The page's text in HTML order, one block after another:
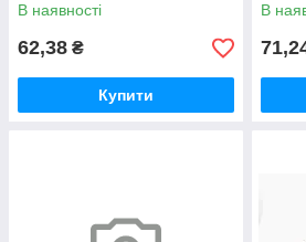
В наявності
62,38 ₴
Купити
В